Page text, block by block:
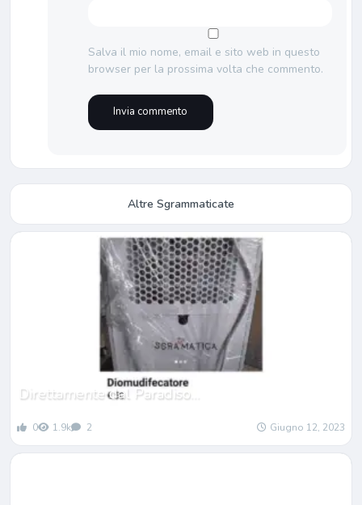
Salva il mio nome, email e sito web in questo
browser per la prossima volta che commento.
Altre Sgrammaticate
Direttamente dal Paradiso…
0 1.9k 2 Giugno 12, 2023